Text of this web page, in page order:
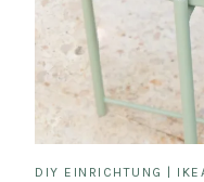
DIY EINRICHTUNG